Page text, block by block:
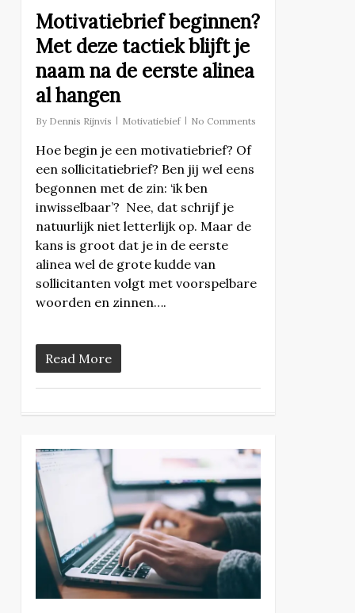
Motivatiebrief beginnen?
Met deze tactiek blijft je
naam na de eerste alinea
al hangen
By Dennis Rijnvis Motivatiebief No Comments
Hoe begin je een motivatiebrief? Of
een sollicitatiebrief? Ben jij wel eens
begonnen met de zin: ‘ik ben
inwisselbaar’? Nee, dat schrijf je
natuurlijk niet letterlijk op. Maar de
kans is groot dat je in de eerste
alinea wel de grote kudde van
sollicitanten volgt met voorspelbare
woorden en zinnen….
Read More